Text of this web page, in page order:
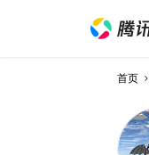
首页